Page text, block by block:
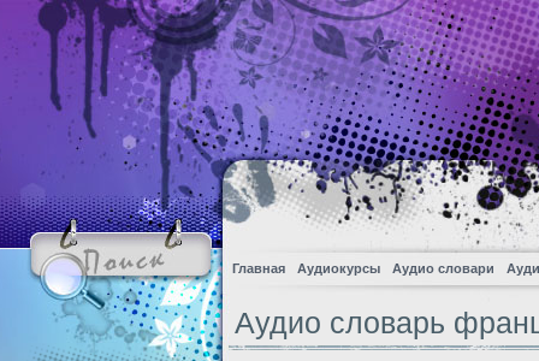
Главная Аудиокурсы Аудио словари
Аудио словарь